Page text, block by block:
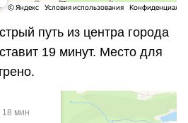
путь из центра города
19 минут. Место для
Ставрополя — Яндекс Карты